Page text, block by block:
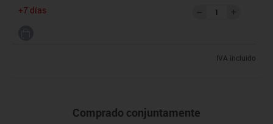
+7 días
IVA incluido
Comprado conjuntamente